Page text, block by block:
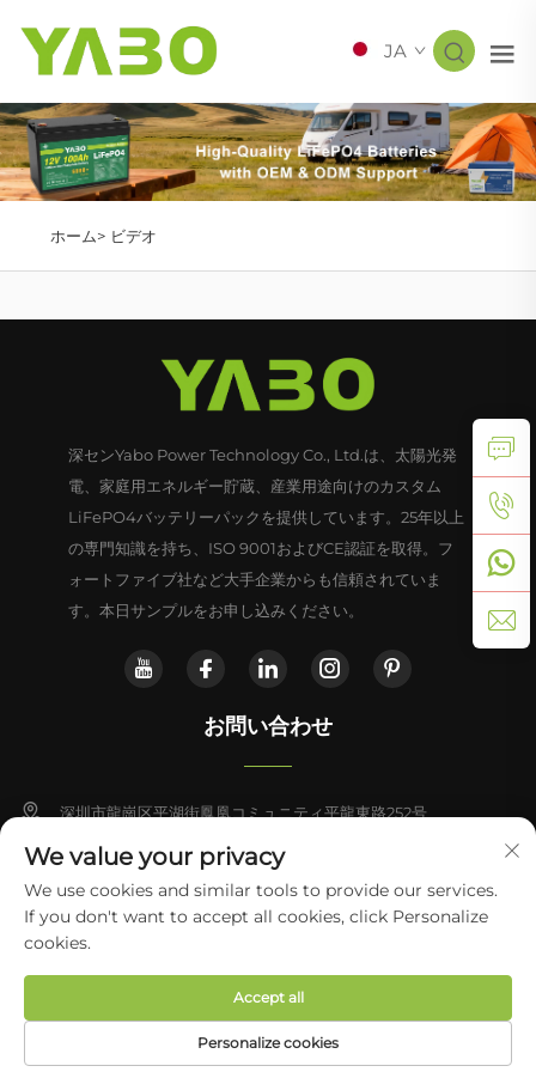
JA
ホーム> ビデオ
深センYabo Power Technology Co., Ltd.は、太陽光発
電、家庭用エネルギー貯蔵、産業用途向けのカスタム
LiFePO4バッテリーパックを提供しています。25年以上
の専門知識を持ち、ISO 9001およびCE認証を取得。フ
ォートファイブ社など大手企業からも信頼されていま
す。本日サンプルをお申し込みください。
お問い合わせ
深圳市龍崗区平湖街鳳凰コミュニティ平龍東路252号
+86-13828714933
[email protected]
Copyright © 2026 Shenzhen Yabo Power Technology Co., Ltd. すべて
We value your privacy
We use cookies and similar tools to provide our services.
If you don't want to accept all cookies, click Personalize
cookies.
Personalize cookies
Accept all